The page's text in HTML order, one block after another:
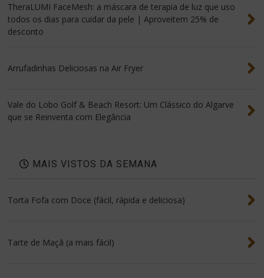
TheraLUMI FaceMesh: a máscara de terapia de luz que uso
todos os dias para cuidar da pele | Aproveitem 25% de
desconto
Arrufadinhas Deliciosas na Air Fryer
Vale do Lobo Golf & Beach Resort: Um Clássico do Algarve
que se Reinventa com Elegância
MAIS VISTOS DA SEMANA
Torta Fofa com Doce (fácil, rápida e deliciosa)
Tarte de Maçã (a mais fácil)